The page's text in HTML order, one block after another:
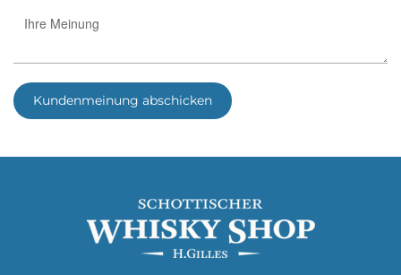
Kundenmeinung abschicken